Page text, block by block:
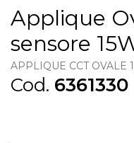
Applique
sensore
APPLIQUE CCT OVALE
Cod. 6361330